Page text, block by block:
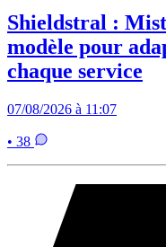
Shieldstral :
modèle pour
chaque service
07/08/2026 à 11:07
• 38